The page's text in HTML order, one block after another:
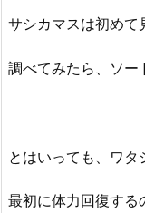
サシカマスは初めて
調べてみたら、ソー
とはいっても、ワタ
最初に体力回復する